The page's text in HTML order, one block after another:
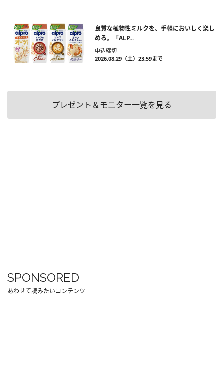
良質な植物性ミルクを、手軽においしく楽し
める。「ALP...
申込締切
2026.08.29（土）23:59まで
プレゼント＆モニター一覧を見る
SPONSORED
あわせて読みたいコンテンツ